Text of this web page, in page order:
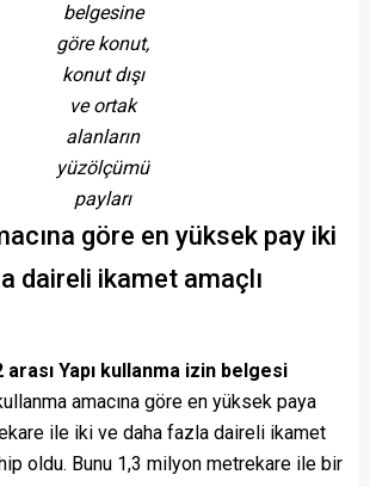
belgesine
göre konut,
konut dışı
ve ortak
alanların
yüzölçümü
payları
göre en yüksek pay iki
daireli ikamet amaçlı
Yapı kullanma izin belgesi
amacına göre en yüksek paya
ile iki ve daha fazla daireli ikamet
oldu. Bunu 1,3 milyon metrekare ile bir